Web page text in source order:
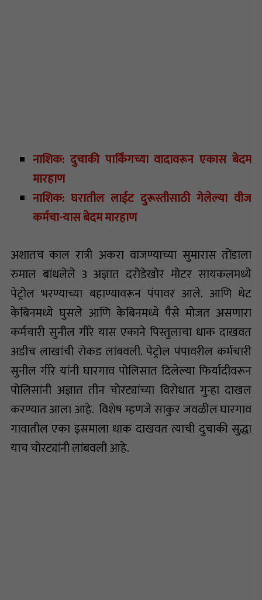
नाशिक: दुचाकी पार्किंगच्या वादावरून एकास बेदम
मारहाण
नाशिक: घरातील लाईट दुरूस्तीसाठी गेलेल्या वीज
कर्मचा-यास बेदम मारहाण
अशातच काल रात्री अकरा वाजण्याच्या सुमारास तोंडाला
रुमाल बांधलेले 3 अज्ञात दरोडेखोर मोटर सायकलमध्ये
पेट्रोल भरण्याच्या बहाण्यावरून पंपावर आले. आणि थेट
केबिनमध्ये घुसले आणि केबिनमध्ये पैसे मोजत असणारा
कर्मचारी सुनील गीरे यास एकाने पिस्तुलाचा धाक दाखवत
अडीच लाखांची रोकड लांबवली. पेट्रोल पंपावरील कर्मचारी
सुनील गीरे यांनी घारगाव पोलिसात दिलेल्या फिर्यादीवरून
पोलिसांनी अज्ञात तीन चोरट्यांच्या विरोधात गुन्हा दाखल
करण्यात आला आहे. विशेष म्हणजे साकुर जवळील घारगाव
गावातील एका इसमाला धाक दाखवत त्याची दुचाकी सुद्धा
याच चोरट्यांनी लांबवली आहे.